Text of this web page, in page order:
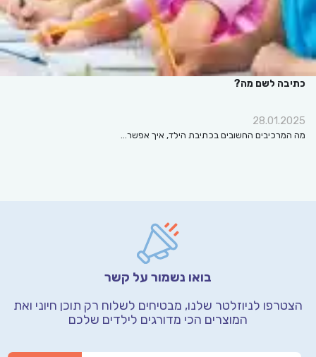
כתיבה לשם מה?
28.01.2025
מה המרכיבים החשובים בכתיבת הילד, איך אפשר…
בואו נשמור על קשר
הצטרפו לניוזלטר שלנו, מבטיחים לשלוח רק תוכן חיוני ואת
המוצרים הכי מדורגים לילדים שלכם